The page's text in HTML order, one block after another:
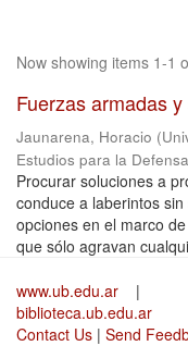
Now showing items 1-1
Fuerzas armadas
Jaunarena, Horacio (
Estudios para la
Procurar soluciones a
conduce a laberintos
opciones en el marco
que sólo agravan
www.ub.edu.ar
|
biblioteca.ub.edu.ar
Contact Us | Send